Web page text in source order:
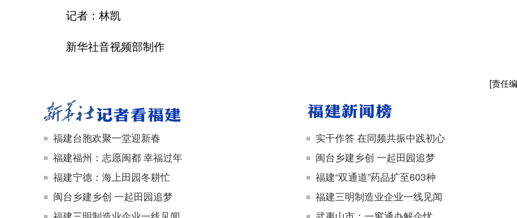
记者：林凯
新华社音视频部制作
[责任
福建台胞欢聚一堂迎新春
福建福州：志愿闽都 幸福过年
福建宁德：海上田园冬耕忙
闽台乡建乡创 一起田园追梦
实干作答 在同频共振中践初心
闽台乡建乡创 一起田园追梦
福建“双通道”药品扩至603种
福建三明制造业企业一线见闻